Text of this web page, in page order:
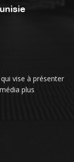
vise à présenter
plus